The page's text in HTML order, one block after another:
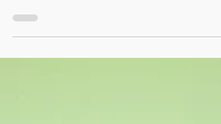
Am Sonntag, den 14. September 2025,
startete der Schiedsrichter-
Anwärterlehrgang für die aktuelle